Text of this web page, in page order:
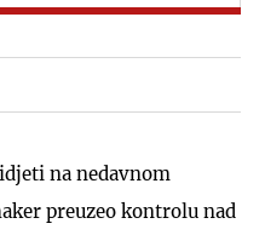
na nedavnom
preuzeo kontrolu nad